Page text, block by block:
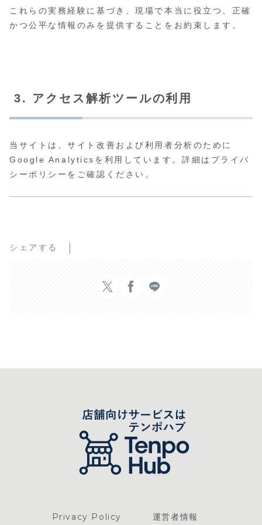
これらの実務経験に基づき、現場で本当に役立つ、正確
かつ公平な情報のみを提供することをお約束します。
3. アクセス解析ツールの利用
当サイトは、サイト改善および利用者分析のために
Google Analyticsを利用しています。詳細はプライバ
シーポリシーをご確認ください。
シェアする
Privacy Policy 運営者情報